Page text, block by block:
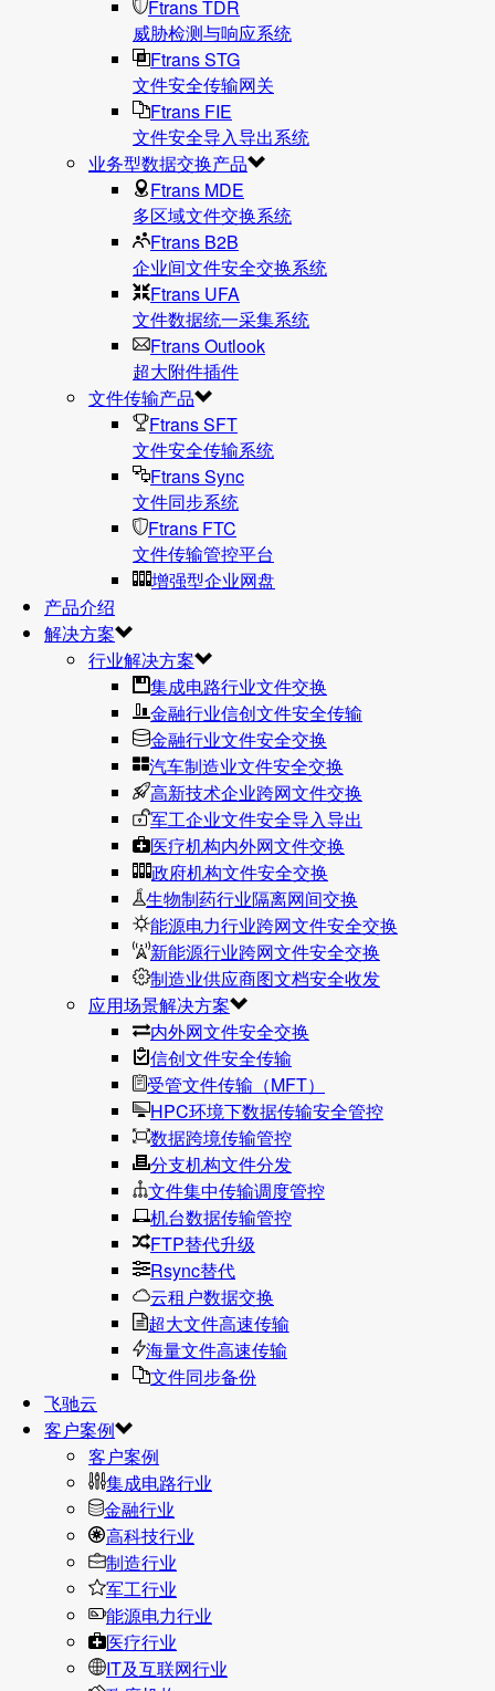
Ftrans TDR
威胁检测与响应系统
Ftrans STG
文件安全传输网关
Ftrans FIE
文件安全导入导出系统
业务型数据交换产品
Ftrans MDE
多区域文件交换系统
Ftrans B2B
企业间文件安全交换系统
Ftrans UFA
文件数据统⼀采集系统
Ftrans Outlook
超大附件插件
文件传输产品
Ftrans SFT
文件安全传输系统
Ftrans Sync
文件同步系统
Ftrans FTC
文件传输管控平台
增强型企业网盘
产品介绍
解决方案
行业解决方案
集成电路行业文件交换
金融行业信创文件安全传输
金融行业文件安全交换
汽车制造业文件安全交换
高新技术企业跨网文件交换
军工企业文件安全导入导出
医疗机构内外网文件交换
政府机构文件安全交换
生物制药行业隔离网间交换
能源电力行业跨网文件安全交换
新能源行业跨网文件安全交换
制造业供应商图文档安全收发
应用场景解决方案
内外网文件安全交换
信创文件安全传输
受管文件传输（MFT）
HPC环境下数据传输安全管控
数据跨境传输管控
分支机构文件分发
文件集中传输调度管控
机台数据传输管控
FTP替代升级
Rsync替代
云租户数据交换
超大文件高速传输
海量文件高速传输
文件同步备份
飞驰云
客户案例
客户案例
集成电路行业
金融行业
高科技行业
制造行业
军工行业
能源电力行业
医疗行业
IT及互联网行业